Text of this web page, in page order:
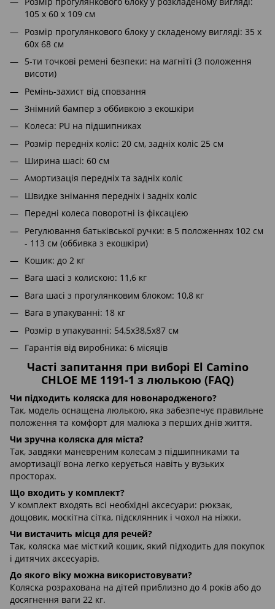
105 х 60 х 109 см
Розмір прогулянкового блоку у складеному вигляді: 35 х
60х 68 см
5-ти точкові ремені безпеки: на магніті (3 положення
висоти)
Ремінь-захист від сповзання
Знімний бампер з оббивкою з екошкіри
Колеса: PU на підшипниках
Розмір передніх коліс: 20 см, задніх коліс 25 см
Ширина шасі: 60 см
Амортизація передніх та задніх коліс
Швидке знімання передніх і задніх коліс
Передні колеса поворотні із фіксацією
Регулювання батьківської ручки: в 5 положеннях 102 см
- 113 см (оббивка з екошкіри)
Кошик: до 2 кг
Вага шасі з колискою: 11,6 кг
Вага шасі з прогулянковим блоком: 10,8 кг
Вага в упакуванні: 18 кг
Розмір в упакуванні: 54,5х38,5х87 см
Гарантія від виробника: 6 місяців
Часті запитання при виборі El Camino
CHLOE ME 1191-1 з люлькою (FAQ)
Чи підходить коляска для новонародженого?
Так, модель оснащена люлькою, яка забезпечує правильне
положення та комфорт для малюка з перших днів життя.
Чи зручна коляска для міста?
Так, завдяки маневреним колесам з підшипниками та
амортизації вона легко керується навіть у вузьких
просторах.
Що входить у комплект?
У комплект входять всі необхідні аксесуари: рюкзак,
дощовик, москітна сітка, підсклянник і чохол на ніжки.
Чи вистачить місця для речей?
Так, коляска має місткий кошик, який підходить для покупок
і дитячих аксесуарів.
До якого віку можна використовувати?
Коляска розрахована на дітей приблизно до 4 років або до
досягнення ваги 22 кг.